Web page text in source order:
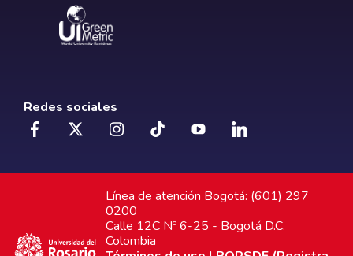
Redes sociales
Línea de atención Bogotá: (601) 297
0200
Calle 12C Nº 6-25 - Bogotá D.C.
Colombia